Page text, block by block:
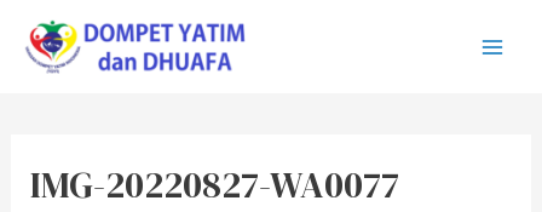
konten
IMG-20220827-WA0077